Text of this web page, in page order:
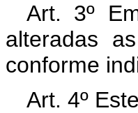
Art. 3º
alteradas
conforme
Art. 4º